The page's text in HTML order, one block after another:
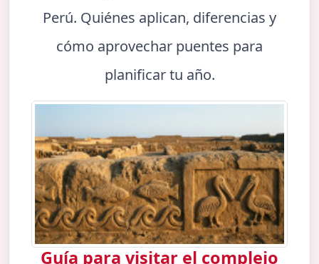
Perú. Quiénes aplican, diferencias y
cómo aprovechar puentes para
planificar tu año.
Guía para visitar el complejo